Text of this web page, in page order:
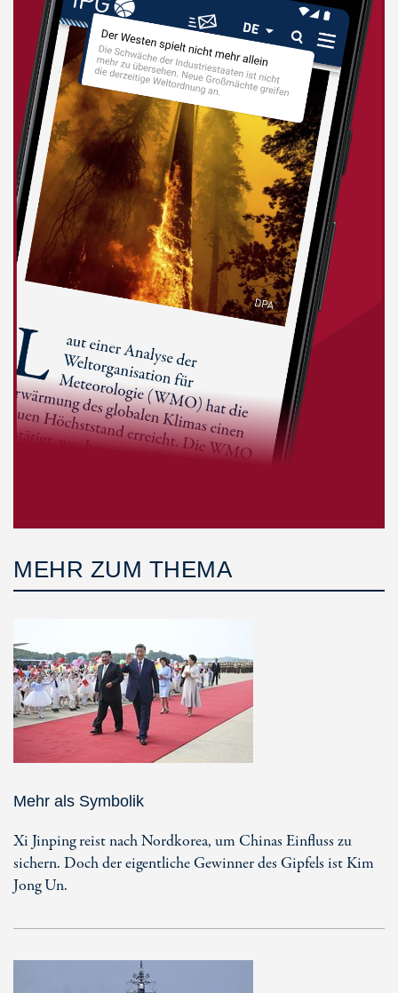
MEHR ZUM THEMA
Mehr als Symbolik
Xi Jinping reist nach Nordkorea, um Chinas Einfluss zu
sichern. Doch der eigentliche Gewinner des Gipfels ist Kim
Jong Un.